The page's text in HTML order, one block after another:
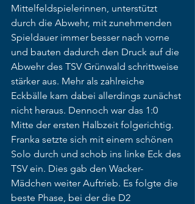
Mittelfeldspielerinnen, unterstützt
durch die Abwehr, mit zunehmenden
Spieldauer immer besser nach vorne
und bauten dadurch den Druck auf die
Abwehr des TSV Grünwald schrittweise
stärker aus. Mehr als zahlreiche
Eckbälle kam dabei allerdings zunächst
nicht heraus. Dennoch war das 1:0
Mitte der ersten Halbzeit folgerichtig.
Franka setzte sich mit einem schönen
Solo durch und schob ins linke Eck des
TSV ein. Dies gab den Wacker-
Mädchen weiter Auftrieb. Es folgte die
beste Phase, bei der die D2